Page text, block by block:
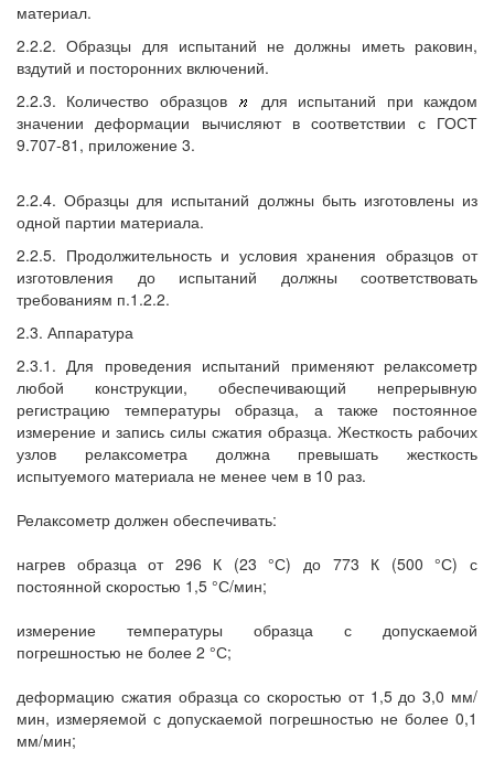
материал.
2.2.2. Образцы для испытаний не должны иметь раковин,
вздутий и посторонних включений.
2.2.3. Количество образцов
для испытаний при каждом
значении деформации вычисляют в соответствии с ГОСТ
9.707-81, приложение 3.
2.2.4. Образцы для испытаний должны быть изготовлены из
одной партии материала.
2.2.5. Продолжительность и условия хранения образцов от
изготовления до испытаний должны соответствовать
требованиям п.1.2.2.
2.3. Аппаратура
2.3.1. Для проведения испытаний применяют релаксометр
любой конструкции, обеспечивающий непрерывную
регистрацию температуры образца, а также постоянное
измерение и запись силы сжатия образца. Жесткость рабочих
узлов релаксометра должна превышать жесткость
испытуемого материала не менее чем в 10 раз.
Релаксометр должен обеспечивать:
нагрев образца от 296 К (23 °С) до 773 К (500 °С) с
постоянной скоростью 1,5 °С/мин;
измерение температуры образца с допускаемой
погрешностью не более 2 °С;
деформацию сжатия образца со скоростью от 1,5 до 3,0 мм/
мин, измеряемой с допускаемой погрешностью не более 0,1
мм/мин;